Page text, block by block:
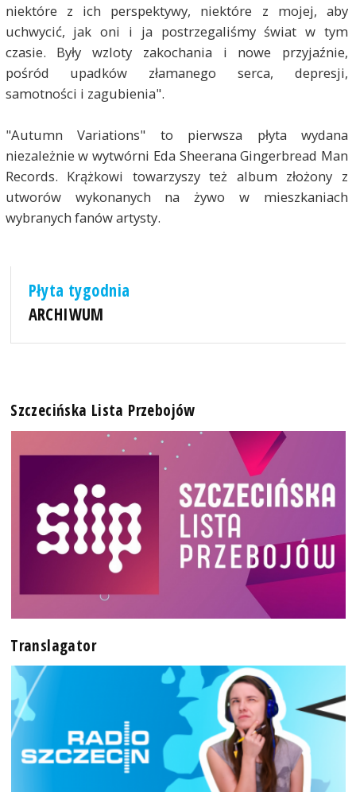
niektóre z ich perspektywy, niektóre z mojej, aby
uchwycić, jak oni i ja postrzegaliśmy świat w tym
czasie. Były wzloty zakochania i nowe przyjaźnie,
pośród upadków złamanego serca, depresji,
samotności i zagubienia".
"Autumn Variations" to pierwsza płyta wydana
niezależnie w wytwórni Eda Sheerana Gingerbread Man
Records. Krążkowi towarzyszy też album złożony z
utworów wykonanych na żywo w mieszkaniach
wybranych fanów artysty.
Płyta tygodnia
ARCHIWUM
Szczecińska Lista Przebojów
Translagator